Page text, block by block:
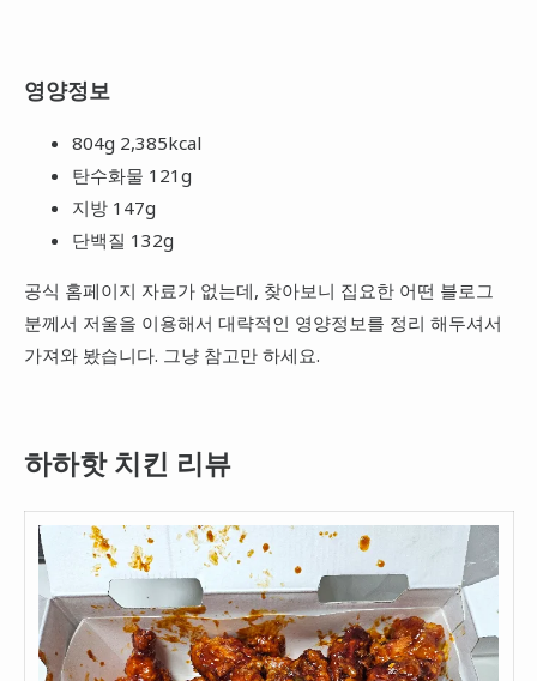
영양정보
804g 2,385kcal
탄수화물 121g
지방 147g
단백질 132g
공식 홈페이지 자료가 없는데, 찾아보니 집요한 어떤 블로그
분께서 저울을 이용해서 대략적인 영양정보를 정리 해두셔서
가져와 봤습니다. 그냥 참고만 하세요.
하하핫 치킨 리뷰